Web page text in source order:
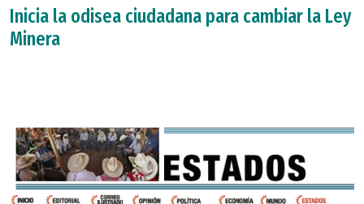
Inicia la odisea ciudadana para cambiar la Ley
Minera